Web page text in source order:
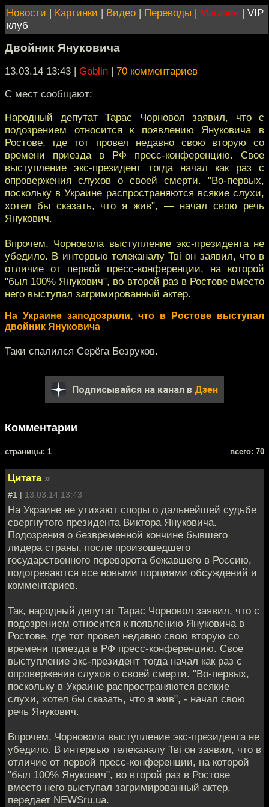
Новости | Картинки | Видео | Переводы | Магазин | VIP
клуб
Двойник Януковича
13.03.14 13:43 | Goblin | 70 комментариев
С мест сообщают:
Народный депутат Тарас Чорновол заявил, что с
подозрением относится к появлению Януковича в
Ростове, где тот провел недавно свою вторую со
времени приезда в РФ пресс-конференцию. Свое
выступление экс-президент тогда начал как раз с
опровержения слухов о своей смерти. "Во-первых,
поскольку в Украине распространяются всякие слухи,
хотел бы сказать, что я жив", — начал свою речь
Янукович.
Впрочем, Чорновола выступление экс-президента не
убедило. В интервью телеканалу Тві он заявил, что в
отличие от первой пресс-конференции, на которой
"был 100% Янукович", во второй раз в Ростове вместо
него выступал загримированный актер.
На Украине заподозрили, что в Ростове выступал
двойник Януковича
Таки спалился Серёга Безруков.
Подписывайся на канал в Дзен
Комментарии
cтраницы: 1 всего: 70
Цитата »
#1 | 13.03.14 13:43
На Украине не утихают споры о дальнейшей судьбе
свергнутого президента Виктора Януковича.
Подозрения о безвременной кончине бывшего
лидера страны, после произошедшего
государственного переворота бежавшего в Россию,
подогреваются все новыми порциями обсуждений и
комментариев.
Так, народный депутат Тарас Чорновол заявил, что с
подозрением относится к появлению Януковича в
Ростове, где тот провел недавно свою вторую со
времени приезда в РФ пресс-конференцию. Свое
выступление экс-президент тогда начал как раз с
опровержения слухов о своей смерти. "Во-первых,
поскольку в Украине распространяются всякие
слухи, хотел бы сказать, что я жив", - начал свою
речь Янукович.
Впрочем, Чорновола выступление экс-президента не
убедило. В интервью телеканалу Тві он заявил, что в
отличие от первой пресс-конференции, на которой
"был 100% Янукович", во второй раз в Ростове
вместо него выступал загримированный актер,
передает NEWSru.ua.